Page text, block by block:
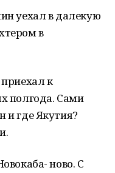
уехал в далекую
в
к
полгода. Сами
и где Якутия?
ново. С